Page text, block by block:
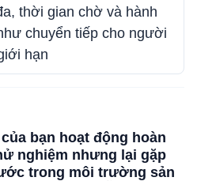
thời gian chờ và hành
chuyển tiếp cho người
hạn
bạn hoạt động hoàn
nghiệm nhưng lại gặp
trong môi trường sản